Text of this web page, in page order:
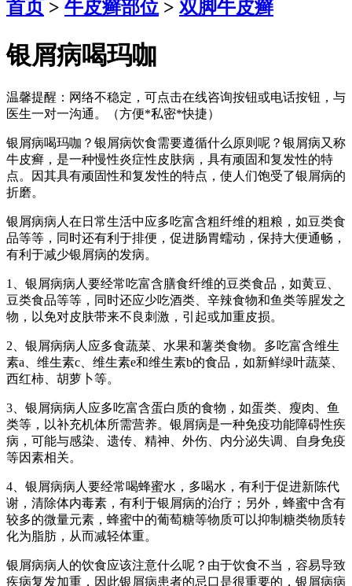
首页 > 牛皮癣部位 > 双脚牛皮癣
银屑病喝玛咖
温馨提醒： 网络不稳定，可点击在线咨询按钮或电话按钮，与
医生一对一沟通。（方便*私密*快捷）
银屑病喝玛咖？银屑病饮食需要遵循什么原则呢？银屑病又称
牛皮癣，是一种慢性炎症性皮肤病，具有顽固和复发性的特
点。因其具有顽固性和复发性的特点，使人们饱受了银屑病的
折磨。
银屑病病人在日常生活中应多吃富含粗纤维的粗粮，如豆类食
品等等，同时还有利于排便，促进肠胃蠕动，保持大便通畅，
有利于减少银屑病的发病。
1、银屑病病人要经常吃富含膳食纤维的豆类食品，如黄豆、
豆类食品等等，同时还应少吃酒类、辛辣食物和鱼类等腥发之
物，以免对皮肤带来不良刺激，引起或加重皮损。
2、银屑病病人应多食蔬菜、水果和薯类食物。多吃富含维生
素a、维生素c、维生素e和维生素b的食品，如新鲜绿叶蔬菜、
西红柿、胡萝卜等。
3、银屑病病人应多吃富含蛋白质的食物，如蛋类、瘦肉、鱼
类等，以补充机体所需营养。银屑病是一种免疫功能障碍性疾
病，可能与感染、遗传、精神、外伤、内分泌失调、自身免疫
等因素相关。
4、银屑病病人要经常喝蜂蜜水，多喝水，有利于促进新陈代
谢，清除体内毒素，有利于银屑病的治疗；另外，蜂蜜中含有
较多的微量元素，蜂蜜中的葡萄糖等物质可以抑制糖类物质转
化为脂肪，从而减轻体重。
银屑病病人的饮食应该注意什么呢？由于饮食不当，容易导致
疾病复发加重，因此银屑病患者的忌口是很重要的，银屑病病